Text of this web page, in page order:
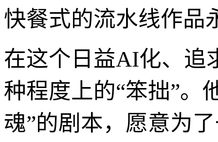
快餐式的流水线作品
在这个日益AI化、追
种程度上的“笨拙”。
魂”的剧本，愿意为